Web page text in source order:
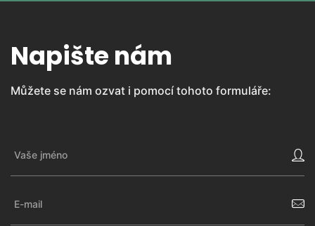
Napište nám
Můžete se nám ozvat i pomocí tohoto formuláře: